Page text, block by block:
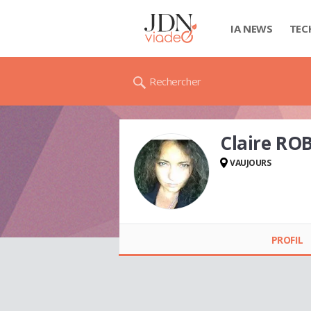
IA NEWS
Rechercher
Claire
VAUJOURS
PROFIL